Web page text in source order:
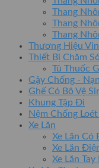
Thang
Thang
Thang
Thương Hiệu
Thiết Bị Chăm
Tủ Thuốc
Gậy Chống -
Ghế Có Bô Vệ
Khung Tập Đi
Nệm Chống
Xe Lăn
Xe Lăn Có
Xe Lăn
Xe Lăn Tay